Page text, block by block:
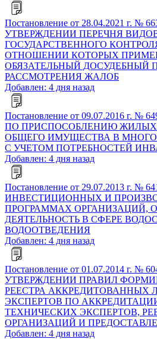
Постановление от 28.04.2021 г. №
УТВЕРЖДЕНИИ ПЕРЕЧНЯ
ГОСУДАРСТВЕННОГО
ОТНОШЕНИИ КОТОРЫХ
ОБЯЗАТЕЛЬНЫЙ ДОСУДЕБНЫЙ
РАССМОТРЕНИЯ ЖАЛОБ
Добавлен: 4 дня назад
Постановление от 09.07.2016 г. №
ПО ПРИСПОСОБЛЕНИЮ
ОБЩЕГО ИМУЩЕСТВА В
С УЧЕТОМ ПОТРЕБНОСТЕЙ
Добавлен: 4 дня назад
Постановление от 29.07.2013 г. №
ИНВЕСТИЦИОННЫХ И
ПРОГРАММАХ ОРГАНИЗАЦИЙ,
ДЕЯТЕЛЬНОСТЬ В СФЕРЕ
ВОДООТВЕДЕНИЯ
Добавлен: 4 дня назад
Постановление от 01.07.2014 г. №
УТВЕРЖДЕНИИ ПРАВИЛ
РЕЕСТРА АККРЕДИТОВАННЫХ
ЭКСПЕРТОВ ПО
ТЕХНИЧЕСКИХ ЭКСПЕРТОВ,
ОРГАНИЗАЦИЙ И
Добавлен: 4 дня назад